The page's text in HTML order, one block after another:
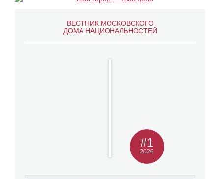
ВЕСТНИК МОСКОВСКОГО
ДОМА НАЦИОНАЛЬНОСТЕЙ
#1
2026